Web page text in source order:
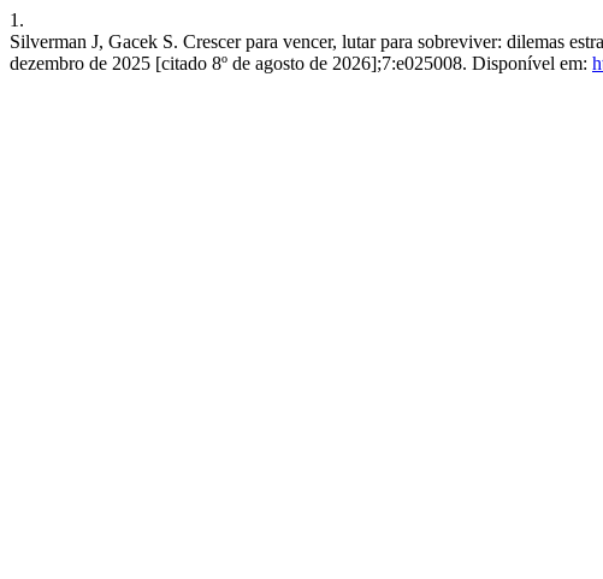
1.
Silverman J, Gacek S. Crescer para vencer, lutar para sobreviver: dilemas
dezembro de 2025 [citado 8º de agosto de 2026];7:e025008. Disponível em: